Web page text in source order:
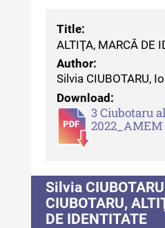
Buletinul
și Conservare-
Patrimoniului -
Buletinul
și Conservare-
Patrimoniului -
Buletinul
Patrimoniului -
Indexul Complet
Title:
ALTIŢA, MARCĂ DE
Author:
Silvia CIUBOTARU,
Download:
3 Ciubotaru
2022_AMEM
Silvia
CIUBOTARU,
DE IDENTITATE